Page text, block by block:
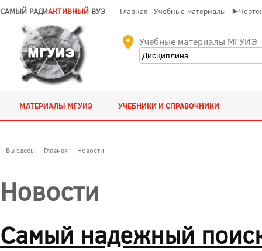
САМЫЙ РАДИАКТИВНЫЙ ВУЗ Главная Учебные материалы
Учебные материалы МГУИЭ
МАТЕРИАЛЫ МГУИЭ УЧЕБНИКИ И СПРАВОЧНИКИ
Вы здесь: Главная Новости
Новости
Самый надежный